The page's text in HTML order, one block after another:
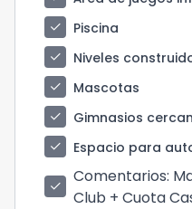
check
Piscina
check
Niveles
check
Mascotas
check
Gimnasios
check
Espacio para
check Comentarios:
Club + Cuota